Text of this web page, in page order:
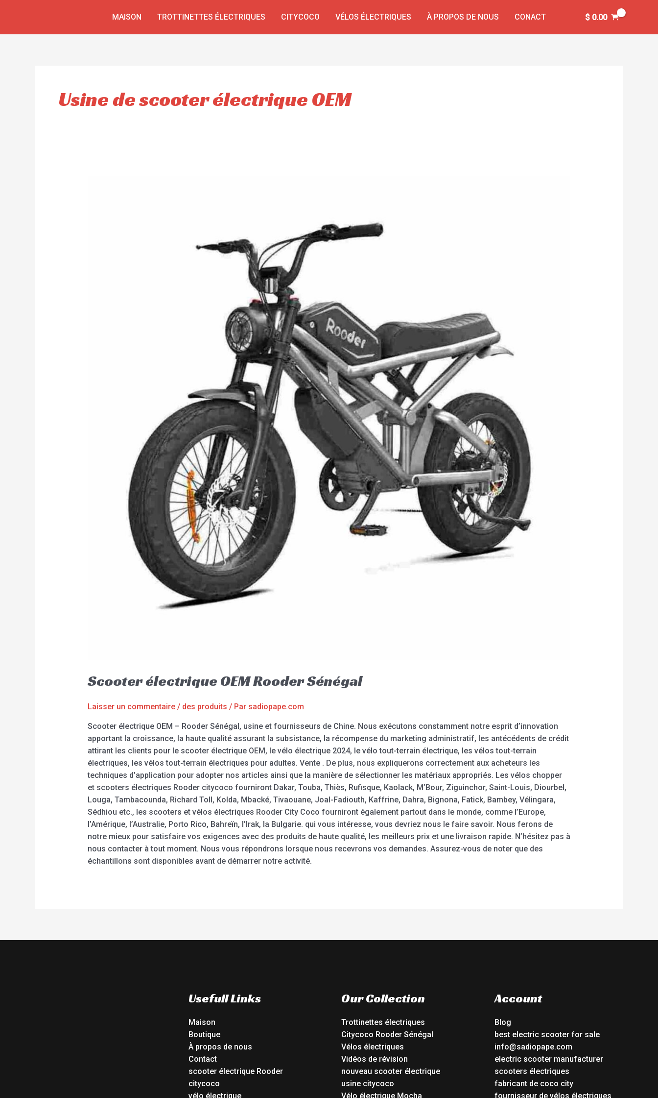
MAISON TROTTINETTES ÉLECTRIQUES CITYCOCO VÉLOS ÉLECTRIQUES À PROPOS DE NOUS CONACT $0.00
Usine de scooter électrique OEM
Scooter électrique OEM Rooder Sénégal
Laisser un commentaire / des produits / Par sadiopape.com
Scooter électrique OEM – Rooder Sénégal, usine et fournisseurs de Chine. Nous exécutons constamment notre esprit d’innovation
apportant la croissance, la haute qualité assurant la subsistance, la récompense du marketing administratif, les antécédents de crédit
attirant les clients pour le scooter électrique OEM, le vélo électrique 2024, le vélo tout-terrain électrique, les vélos tout-terrain
électriques, les vélos tout-terrain électriques pour adultes. Vente . De plus, nous expliquerons correctement aux acheteurs les
techniques d’application pour adopter nos articles ainsi que la manière de sélectionner les matériaux appropriés. Les vélos chopper
et scooters électriques Rooder citycoco fourniront Dakar, Touba, Thiès, Rufisque, Kaolack, M’Bour, Ziguinchor, Saint-Louis, Diourbel,
Louga, Tambacounda, Richard Toll, Kolda, Mbacké, Tivaouane, Joal-Fadiouth, Kaffrine, Dahra, Bignona, Fatick, Bambey, Vélingara,
Sédhiou etc., les scooters et vélos électriques Rooder City Coco fourniront également partout dans le monde, comme l’Europe,
l’Amérique, l’Australie, Porto Rico, Bahreïn, l’Irak, la Bulgarie. qui vous intéresse, vous devriez nous le faire savoir. Nous ferons de
notre mieux pour satisfaire vos exigences avec des produits de haute qualité, les meilleurs prix et une livraison rapide. N’hésitez pas à
nous contacter à tout moment. Nous vous répondrons lorsque nous recevrons vos demandes. Assurez-vous de noter que des
échantillons sont disponibles avant de démarrer notre activité.
Usefull Links
Maison
Boutique
À propos de nous
Contact
scooter électrique Rooder
citycoco
vélo électrique
Our Collection
Trottinettes électriques
Citycoco Rooder Sénégal
Vélos électriques
Vidéos de révision
nouveau scooter électrique
usine citycoco
Vélo électrique Mocha
Account
Blog
best electric scooter for sale
info@sadiopape.com
electric scooter manufacturer
scooters électriques
fabricant de coco city
fournisseur de vélos électriques